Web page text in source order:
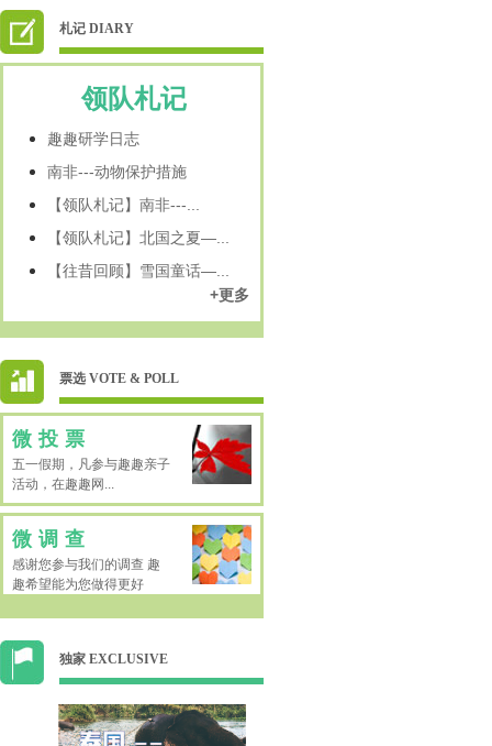
札记 DIARY
领队札记
趣趣研学日志
南非---动物保护措施
【领队札记】南非---...
【领队札记】北国之夏—...
【往昔回顾】雪国童话—...
+更多
票选 VOTE & POLL
微投票
五一假期，凡参与趣趣亲子
活动，在趣趣网...
微调查
感谢您参与我们的调查 趣
趣希望能为您做得更好
独家 EXCLUSIVE